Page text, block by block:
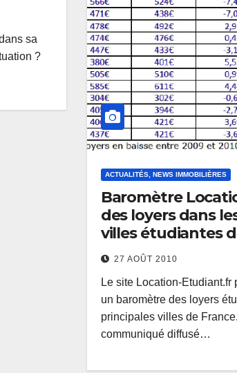
sa
?
ACTUALITÉS, NEWS IMMOBILIÈRES
Baromètre
des loyers dans
villes étudiantes
27 AOÛT 2010
Le site Location-
un baromètre des loyers
principales villes de
communiqué diffusé…